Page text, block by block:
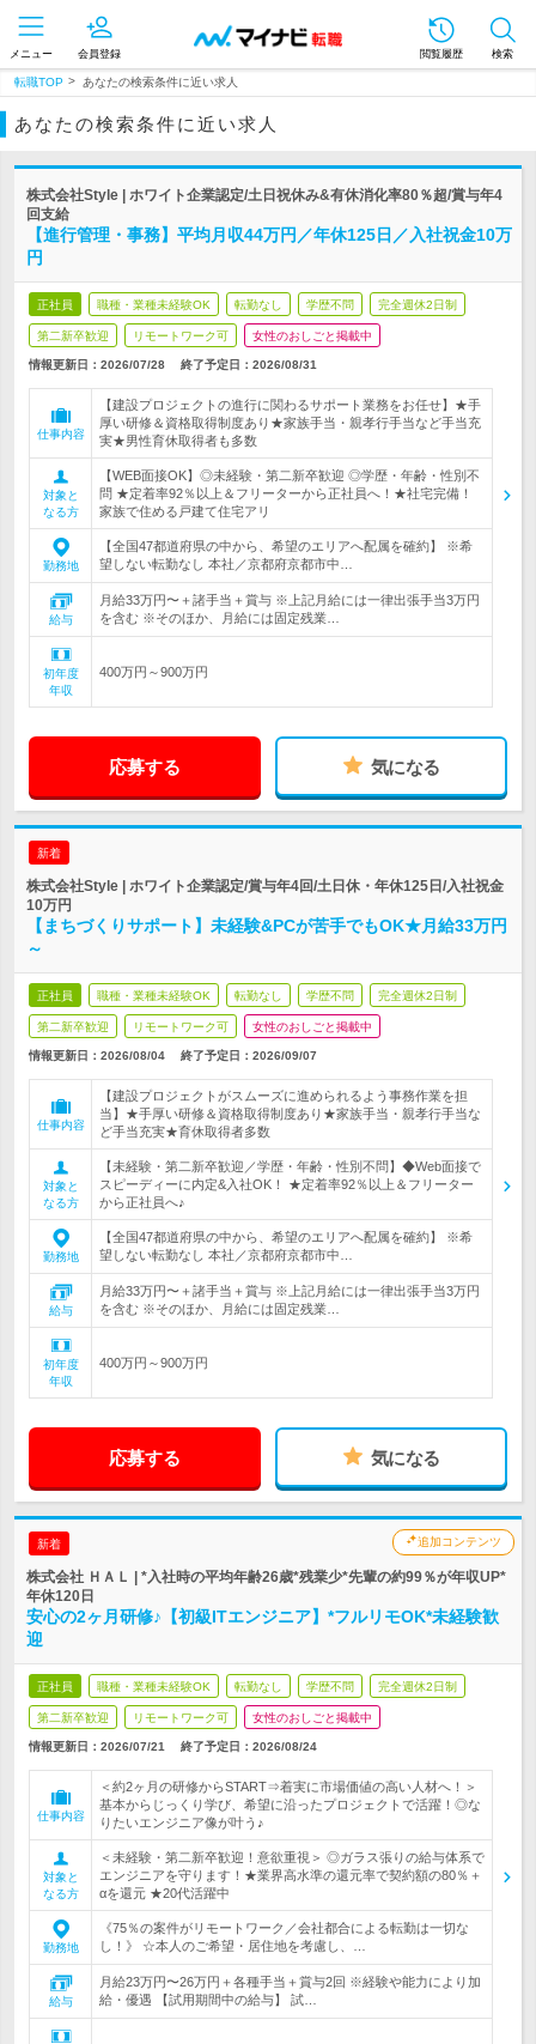
メニュー 会員登録 閲覧履歴 検索
転職TOP あなたの検索条件に近い求人
あなたの検索条件に近い求人
株式会社Style | ホワイト企業認定/土日祝休み&有休消化率80％超/賞与年4
回支給
【進行管理・事務】平均月収44万円／年休125日／入社祝金10万
円
正社員 職種・業種未経験OK 転勤なし 学歴不問 完全週休2日制
第二新卒歓迎 リモートワーク可 女性のおしごと掲載中
情報更新日：2026/07/28 終了予定日：2026/08/31
仕事内容
【建設プロジェクトの進行に関わるサポート業務をお任せ】★手
厚い研修＆資格取得制度あり★家族手当・親孝行手当など手当充
実★男性育休取得者も多数
対象と
なる方
【WEB面接OK】◎未経験・第二新卒歓迎 ◎学歴・年齢・性別不
問 ★定着率92％以上＆フリーターから正社員へ！★社宅完備！
家族で住める戸建て住宅アリ
勤務地
【全国47都道府県の中から、希望のエリアへ配属を確約】 ※希
望しない転勤なし 本社／京都府京都市中…
給与
月給33万円〜＋諸手当＋賞与 ※上記月給には一律出張手当3万円
を含む ※そのほか、月給には固定残業…
初年度
年収
400万円～900万円
応募する 気になる
新着
株式会社Style | ホワイト企業認定/賞与年4回/土日休・年休125日/入社祝金
10万円
【まちづくりサポート】未経験&PCが苦手でもOK★月給33万円
～
正社員 職種・業種未経験OK 転勤なし 学歴不問 完全週休2日制
第二新卒歓迎 リモートワーク可 女性のおしごと掲載中
情報更新日：2026/08/04 終了予定日：2026/09/07
仕事内容
【建設プロジェクトがスムーズに進められるよう事務作業を担
当】★手厚い研修＆資格取得制度あり★家族手当・親孝行手当な
ど手当充実★育休取得者多数
対象と
なる方
【未経験・第二新卒歓迎／学歴・年齢・性別不問】◆Web面接で
スピーディーに内定&入社OK！ ★定着率92％以上＆フリーター
から正社員へ♪
勤務地
【全国47都道府県の中から、希望のエリアへ配属を確約】 ※希
望しない転勤なし 本社／京都府京都市中…
給与
月給33万円〜＋諸手当＋賞与 ※上記月給には一律出張手当3万円
を含む ※そのほか、月給には固定残業…
初年度
年収
400万円～900万円
応募する 気になる
新着 追加コンテンツ
株式会社 ＨＡＬ | *入社時の平均年齢26歳*残業少*先輩の約99％が年収UP*
年休120日
安心の2ヶ月研修♪【初級ITエンジニア】*フルリモOK*未経験歓
迎
正社員 職種・業種未経験OK 転勤なし 学歴不問 完全週休2日制
第二新卒歓迎 リモートワーク可 女性のおしごと掲載中
情報更新日：2026/07/21 終了予定日：2026/08/24
仕事内容
＜約2ヶ月の研修からSTART⇒着実に市場価値の高い人材へ！＞
基本からじっくり学び、希望に沿ったプロジェクトで活躍！◎な
りたいエンジニア像が叶う♪
対象と
なる方
＜未経験・第二新卒歓迎！意欲重視＞ ◎ガラス張りの給与体系で
エンジニアを守ります！★業界高水準の還元率で契約額の80％＋
αを還元 ★20代活躍中
勤務地
《75％の案件がリモートワーク／会社都合による転勤は一切な
し！》 ☆本人のご希望・居住地を考慮し、…
給与
月給23万円〜26万円＋各種手当＋賞与2回 ※経験や能力により加
給・優遇 【試用期間中の給与】 試…